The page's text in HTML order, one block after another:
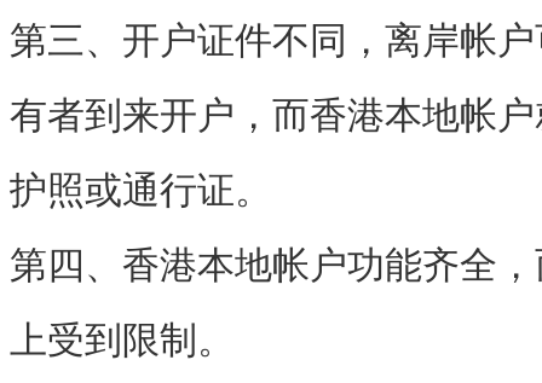
第三、开户证件不同，离岸帐
有者到来开户，而香港本地帐
护照或通行证。
第四、香港本地帐户功能齐全
上受到限制。